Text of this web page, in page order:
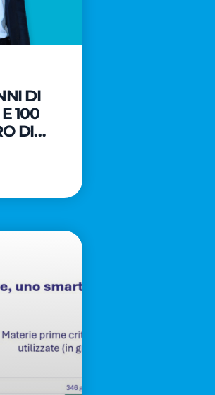
DI
100
DI
DEL